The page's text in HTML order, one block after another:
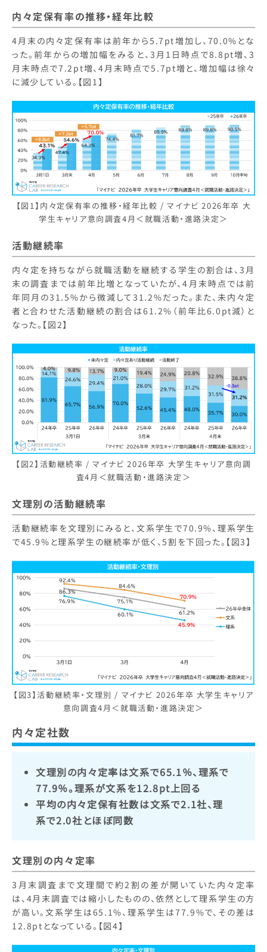
内々定保有率の推移・経年比較
4月末の内々定保有率は前年から5.7pt増加し、70.0%とな
った。前年からの増加幅をみると、3月1日時点で8.8pt増、3
月末時点で7.2pt増、4月末時点で5.7pt増と、増加幅は徐々
に減少している。【図1】
【図1】内々定保有率の推移・経年比較 / マイナビ 2026年卒 大
学生キャリア意向調査4月＜就職活動・進路決定＞
活動継続率
内々定を持ちながら就職活動を継続する学生の割合は、3月
末の調査までは前年比増となっていたが、4月末時点では前
年同月の31.5%から微減して31.2%だった。また、未内々定
者と合わせた活動継続の割合は61.2%（前年比6.0pt減）と
なった。【図2】
【図2】活動継続率 / マイナビ 2026年卒 大学生キャリア意向調
査4月＜就職活動・進路決定＞
文理別の活動継続率
活動継続率を文理別にみると、文系学生で70.9%、理系学生
で45.9%と理系学生の継続率が低く、5割を下回った。【図3】
【図3】活動継続率・文理別 / マイナビ 2026年卒 大学生キャリア
意向調査4月＜就職活動・進路決定＞
内々定社数
文理別の内々定率は文系で65.1％、理系で
77.9％。理系が文系を12.8pt上回る
平均の内々定保有社数は文系で2.1社、理
系で2.0社とほぼ同数
文理別の内々定率
3月末調査まで文理間で約2割の差が開いていた内々定率
は、4月末調査では縮小したものの、依然として理系学生の方
が高い。文系学生は65.1%、理系学生は77.9%で、その差は
12.8ptとなっている。【図4】